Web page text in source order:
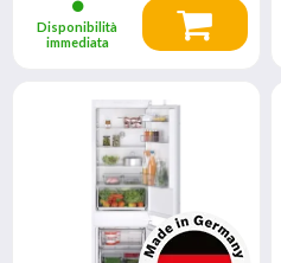
Disponibilità
immediata